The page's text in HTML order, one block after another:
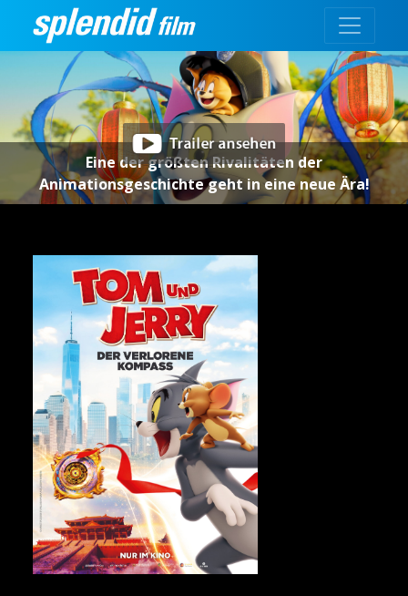
Eine der größten Rivalitäten der
Animationsgeschichte geht in eine neue Ära!